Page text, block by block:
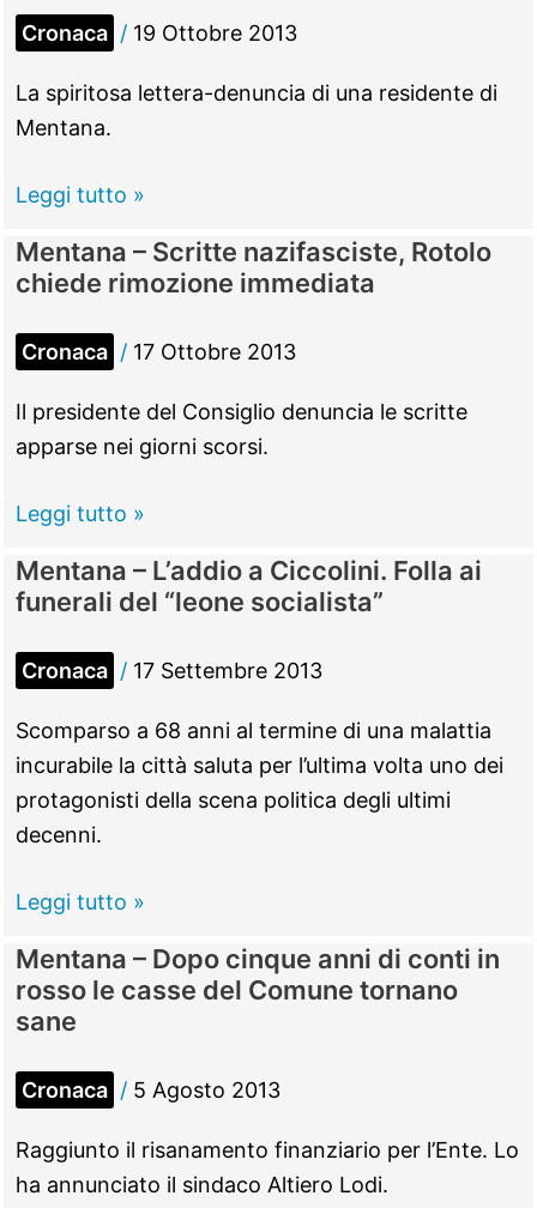
tutti
i
gusti”,
piccoli
in
Cronaca / 19 Ottobre 2013
La spiritosa lettera-denuncia di una residente di
Mentana.
Mentana
“Caro
sindaco,
sotto
la
doccia
penso
a
Leggi tutto »
Mentana – Scritte nazifasciste, Rotolo
chiede rimozione immediata
Cronaca / 17 Ottobre 2013
Il presidente del Consiglio denuncia le scritte
apparse nei giorni scorsi.
Mentana
Scritte
nazifasciste,
Rotolo
chiede
rimozione
immediata
Leggi tutto »
Mentana – L’addio a Ciccolini. Folla ai
funerali del “leone socialista”
Cronaca / 17 Settembre 2013
Scomparso a 68 anni al termine di una malattia
incurabile la città saluta per l’ultima volta uno dei
protagonisti della scena politica degli ultimi
decenni.
Mentana
L’addio
a
Ciccolini.
Folla
ai
funerali
del
Leggi tutto »
Mentana – Dopo cinque anni di conti in
rosso le casse del Comune tornano
sane
Cronaca / 5 Agosto 2013
Raggiunto il risanamento finanziario per l’Ente. Lo
ha annunciato il sindaco Altiero Lodi.